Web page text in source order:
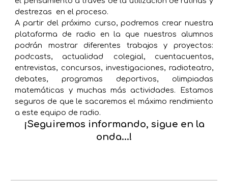
destrezas en el proceso.
A partir del próximo curso, podremos crear nuestra
plataforma de radio en la que nuestros alumnos
podrán mostrar diferentes trabajos y proyectos:
podcasts, actualidad colegial, cuentacuentos,
entrevistas, concursos, investigaciones, radioteatro,
debates, programas deportivos, olimpiadas
matemáticas y muchas más actividades. Estamos
seguros de que le sacaremos el máximo rendimiento
a este equipo de radio.
¡Seguiremos informando, sigue en la
onda...!